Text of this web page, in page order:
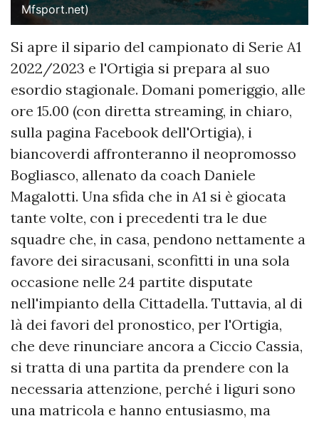
Mfsport.net)
Si apre il sipario del campionato di Serie A1
2022/2023 e l'Ortigia si prepara al suo
esordio stagionale. Domani pomeriggio, alle
ore 15.00 (con diretta streaming, in chiaro,
sulla pagina Facebook dell'Ortigia), i
biancoverdi affronteranno il neopromosso
Bogliasco, allenato da coach Daniele
Magalotti. Una sfida che in A1 si è giocata
tante volte, con i precedenti tra le due
squadre che, in casa, pendono nettamente a
favore dei siracusani, sconfitti in una sola
occasione nelle 24 partite disputate
nell'impianto della Cittadella. Tuttavia, al di
là dei favori del pronostico, per l'Ortigia,
che deve rinunciare ancora a Ciccio Cassia,
si tratta di una partita da prendere con la
necessaria attenzione, perché i liguri sono
una matricola e hanno entusiasmo, ma